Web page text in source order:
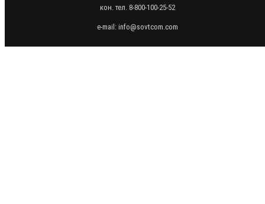
кон. тел. 8-800-100-25-52
e-mail: info@sovtcom.com